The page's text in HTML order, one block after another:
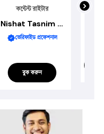
কন্টেন্ট রাইটার
Nishat Tasnim Nira
ভেরিফাইড প্রফেশনাল
বুক করুন